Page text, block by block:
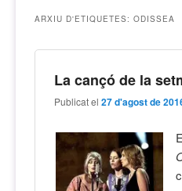
ARXIU D'ETIQUETES:ODISSEA
La cançó de la
Publicat el27 d'agost de